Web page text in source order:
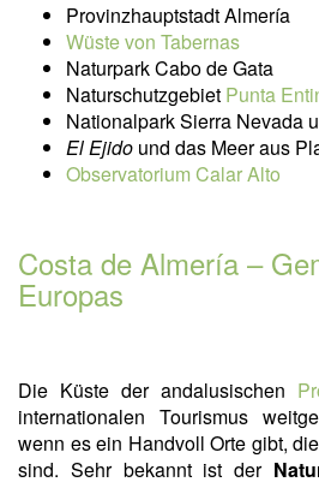
Provinzhauptstadt Almería
Wüste von Tabernas
Naturpark Cabo de Gata
Naturschutzgebiet Punta
Nationalpark Sierra Nevada
El Ejido und das Meer aus
Observatorium Calar Alto
Costa de Almería –
Europas
Die Küste der andalusischen
internationalen Tourismus
wenn es ein Handvoll Orte gibt,
sind. Sehr bekannt ist der